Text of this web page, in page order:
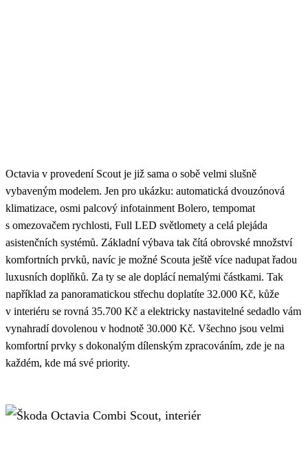
Octavia v provedení Scout je již sama o sobě velmi slušně
vybaveným modelem. Jen pro ukázku: automatická dvouzónová
klimatizace, osmi palcový infotainment Bolero, tempomat
s omezovačem rychlosti, Full LED světlomety a celá plejáda
asistenčních systémů. Základní výbava tak čítá obrovské množství
komfortních prvků, navíc je možné Scouta ještě více nadupat řadou
luxusních doplňků. Za ty se ale doplácí nemalými částkami. Tak
například za panoramatickou střechu doplatíte 32.000 Kč, kůže
v interiéru se rovná 35.700 Kč a elektricky nastavitelné sedadlo vám
vynahradí dovolenou v hodnotě 30.000 Kč. Všechno jsou velmi
komfortní prvky s dokonalým dílenským zpracováním, zde je na
každém, kde má své priority.